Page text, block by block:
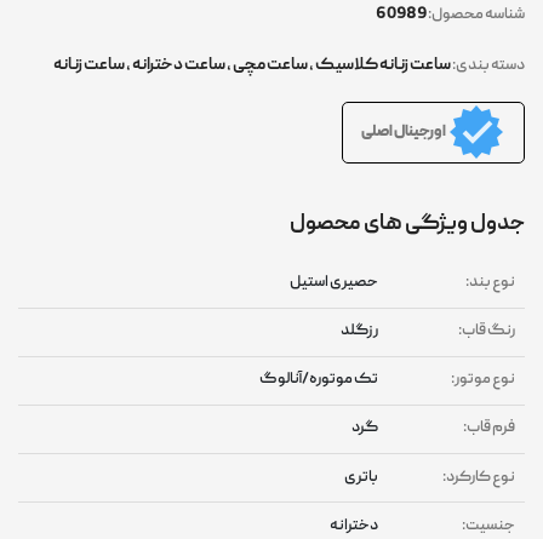
شناسه محصول:
دسته بندی:ساعت زنانه کلاسیک,ساعت مچی,ساعت دخترانه,ساعت زنانه
اورجینال اصلی
جدول ویژگی های محصول
نوع بند: حصیری استیل
رنگ قاب: رزگلد
نوع موتور: تک موتوره/آنالوگ
فرم قاب: گرد
نوع کارکرد: باتری
جنسیت: دخترانه